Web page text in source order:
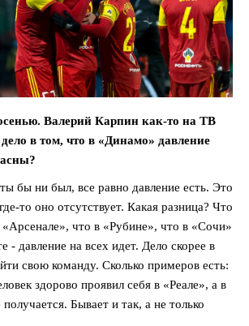
Валерий Карпин как-то на ТВ
в том, что в «Динамо» давление
бы ни был, все равно давление есть. Это
то оно отсутствует. Какая разница? Что
что в «Рубине», что в «Сочи»
- давление на всех идет. Дело скорее в
свою команду. Сколько примеров есть:
здорово проявил себя в «Реале», а в
Бывает и так, а не только